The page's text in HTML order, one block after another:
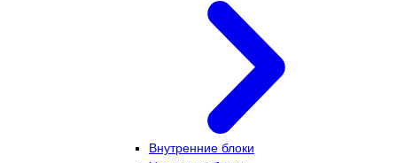
Внутренние блоки